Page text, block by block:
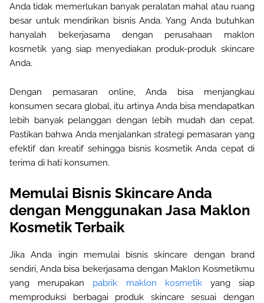
Anda tidak memerlukan banyak peralatan mahal atau ruang
besar untuk mendirikan bisnis Anda. Yang Anda butuhkan
hanyalah bekerjasama dengan perusahaan maklon
kosmetik yang siap menyediakan produk-produk skincare
Anda.
Dengan pemasaran online, Anda bisa menjangkau
konsumen secara global, itu artinya Anda bisa mendapatkan
lebih banyak pelanggan dengan lebih mudah dan cepat.
Pastikan bahwa Anda menjalankan strategi pemasaran yang
efektif dan kreatif sehingga bisnis kosmetik Anda cepat di
terima di hati konsumen.
Memulai Bisnis Skincare Anda
dengan Menggunakan Jasa Maklon
Kosmetik Terbaik
Jika Anda ingin memulai bisnis skincare dengan brand
sendiri, Anda bisa bekerjasama dengan Maklon Kosmetikmu
yang merupakan pabrik maklon kosmetikyang siap
memproduksi berbagai produk skincare sesuai dengan